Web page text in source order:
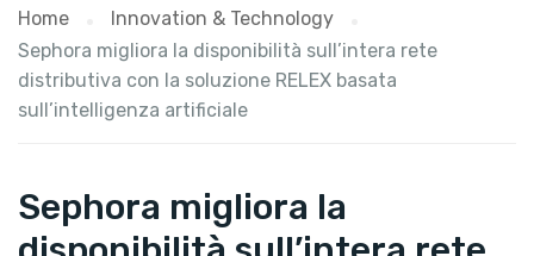
Home
Innovation & Technology
Sephora migliora la disponibilità sull’intera rete
distributiva con la soluzione RELEX basata
sull’intelligenza artificiale
Sephora migliora la